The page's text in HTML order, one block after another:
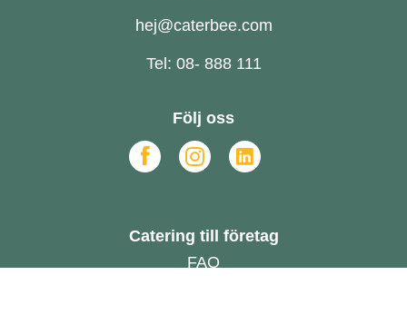
hej@caterbee.com
Tel: 08- 888 111
Följ oss
Catering till företag
FAQ